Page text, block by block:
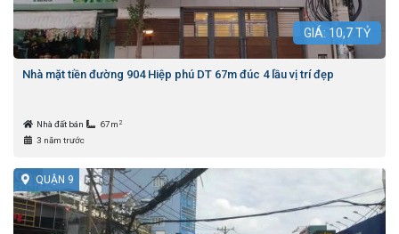
GIÁ: 10,7TỶ
Nhà mặt tiền đường 904 Hiệp phú DT 67m đúc 4 lầu vị trí đẹp
Nhà đất bán 67m 2
3 năm trước
QUẬN 9